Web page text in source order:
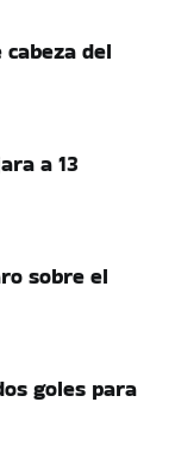
cabeza del
a 13
sobre el
goles para